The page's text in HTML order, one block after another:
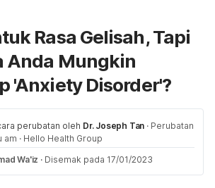
Rasa Gelisah, Tapi
Anda Mungkin
'Anxiety Disorder'?
perubatan oleh Dr. Joseph Tan · Perubatan
am · Hello Health Group
Wa'iz · Disemak pada 17/01/2023